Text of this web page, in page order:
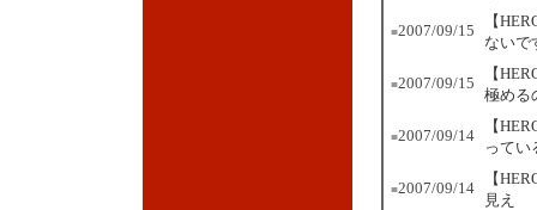
■2007/09/15
【
ないで
■2007/09/15
【
極める
■2007/09/14
【
ってい
■2007/09/14
【
見え